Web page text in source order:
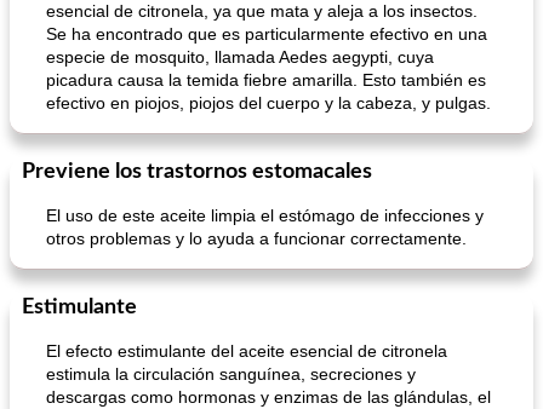
esencial de citronela, ya que mata y aleja a los insectos.
Se ha encontrado que es particularmente efectivo en una
especie de mosquito, llamada Aedes aegypti, cuya
picadura causa la temida fiebre amarilla. Esto también es
efectivo en piojos, piojos del cuerpo y la cabeza, y pulgas.
Previene los trastornos estomacales
El uso de este aceite limpia el estómago de infecciones y
otros problemas y lo ayuda a funcionar correctamente.
Estimulante
El efecto estimulante del aceite esencial de citronela
estimula la circulación sanguínea, secreciones y
descargas como hormonas y enzimas de las glándulas, el